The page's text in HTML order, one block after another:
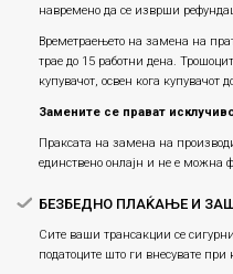
навремено да се изврши
Времетраењето на замена на
трае до 15 работни дена.
купувачот, освен кога купувачот
Замените се прават
Праксата на замена на
единствено онлајн и не е
БЕЗБЕДНО ПЛАЌАЊЕ И
Сите ваши трансакции се
податоците што ги внесувате при